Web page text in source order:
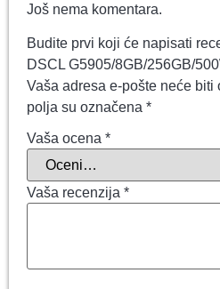
Još nema komentara.
Budite prvi koji će napisati
DSCL G5905/8GB/256GB/
Vaša adresa e-pošte neće biti
polja su označena *
Vaša ocena *
Vaša recenzija *